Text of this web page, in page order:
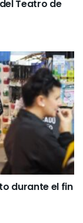
Teatro de
durante el fin